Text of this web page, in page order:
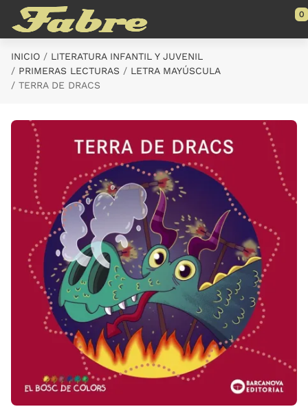
Saltar al contenido principal
0
INICIO
LITERATURA INFANTIL Y JUVENIL
PRIMERAS LECTURAS
LETRA MAYÚSCULA
TERRA DE DRACS